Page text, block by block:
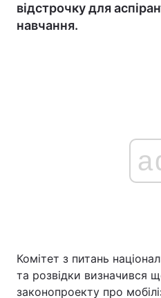
відстрочку для
навчання.
Комітет з питань
та розвідки визначився
законопроекту про